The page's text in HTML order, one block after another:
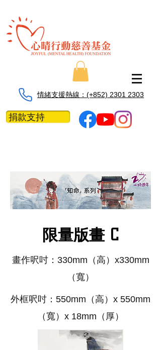
情緒支援熱線：​​(+852) 2301 2303
捐款支持
​限量版畫 C
畫作呎吋：330mm（高）x330mm
（寬）
外框呎吋：550mm（高）x 550mm
（寬）x 18mm（厚）